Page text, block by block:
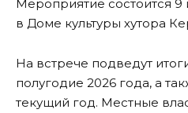
Мероприятие состоится 9
в Доме культуры хутора
На встрече подведут
полугодие 2026 года, а
текущий год. Местные